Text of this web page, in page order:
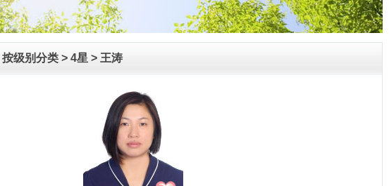
按级别分类 > 4星 > 王涛